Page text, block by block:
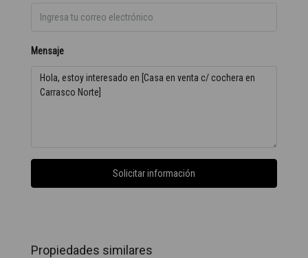
Mensaje
Solicitar información
Propiedades similares